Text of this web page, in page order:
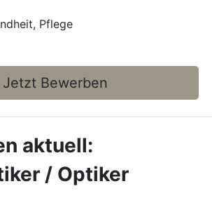
Pflege
Jetzt Bewerben
aktuell:
/ Optiker